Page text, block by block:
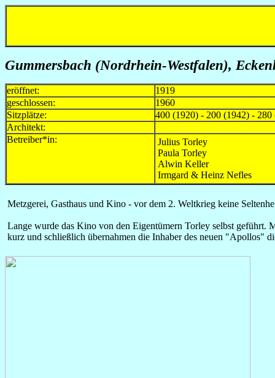
Gummersbach (Nordrhein-Westfalen),
eröffnet:
1919
geschlossen:
1960
Sitzplätze:
400 (1920) - 200 (1942) -
Architekt:
Betreiber*in:
Julius Torley
Paula Torley
Alwin Keller
Irmgard & Heinz Nefles
Metzgerei, Gasthaus und Kino - vor dem 2. Weltkrieg keine
Lange wurde das Kino von den Eigentümern Torley selbst
kurz und schließlich übernahmen die Inhaber des neuen "Apollos"